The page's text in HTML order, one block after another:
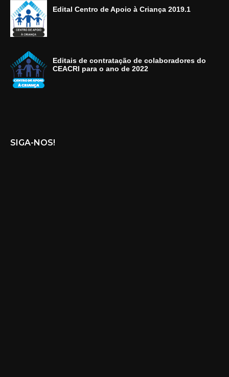
Edital Centro de Apoio à Criança 2019.1
Editais de contratação de colaboradores do
CEACRI para o ano de 2022
SIGA-NOS!